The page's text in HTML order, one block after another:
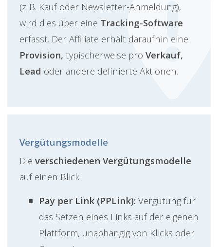
(z. B. Kauf oder Newsletter-Anmeldung),
wird dies über eine Tracking-Software
erfasst. Der Affiliate erhält daraufhin eine
Provision, typischerweise pro Verkauf,
Lead oder andere definierte Aktionen.
Vergütungsmodelle
Die verschiedenen Vergütungsmodelle
auf einen Blick:
Pay per Link (PPLink): Vergütung für
das Setzen eines Links auf der eigenen
Plattform, unabhängig von Klicks oder